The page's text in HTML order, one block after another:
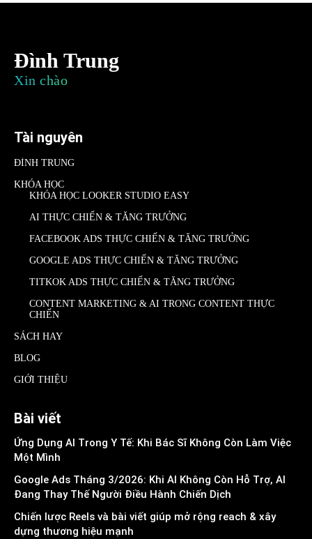
Đình Trung
Xin chào
Tài nguyên
ĐÌNH TRUNG
KHÓA HỌC
KHÓA HỌC LOOKER STUDIO EASY
AI THỰC CHIẾN & TĂNG TRƯỞNG
FACEBOOK ADS THỰC CHIẾN & TĂNG TRƯỞNG
GOOGLE ADS THỰC CHIẾN & TĂNG TRƯỞNG
TITKOK ADS THỰC CHIẾN & TĂNG TRƯỞNG
CONTENT MARKETING & AI TRONG CONTENT THỰC
CHIẾN
SÁCH HAY
BLOG
GIỚI THIỆU
Bài viết
Ứng Dụng AI Trong Y Tế: Khi Bác Sĩ Không Còn Làm Việc
Một Mình
Google Ads Tháng 3/2026: Khi AI Không Còn Hỗ Trợ, AI
Đang Thay Thế Người Điều Hành Chiến Dịch
Chiến lược Reels và bài viết giúp mở rộng reach & xây
dựng thương hiệu mạnh